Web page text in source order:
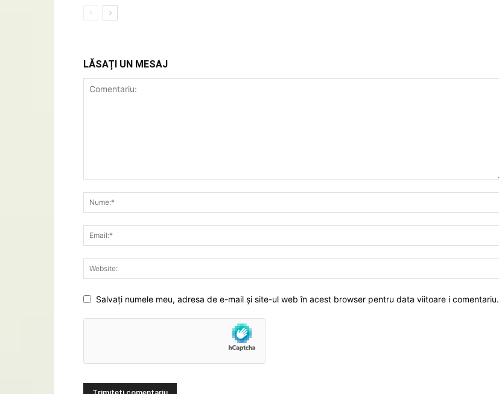
LĂSAȚI UN MESAJ
Salvați numele meu, adresa de e-mail și site-ul web în acest browser pentru data viitoare i comentariu.